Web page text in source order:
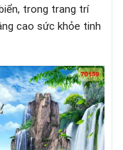
trong trang trí
cao sức khỏe tinh